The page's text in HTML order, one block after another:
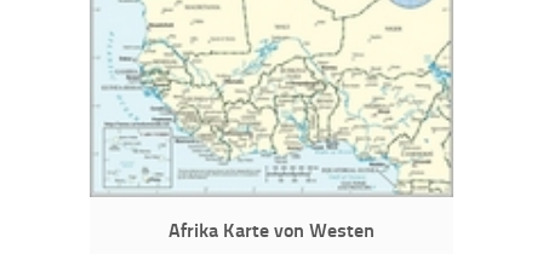
Afrika Karte von Westen